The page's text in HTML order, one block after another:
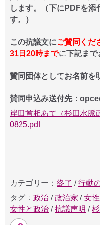
します。（下にPDFを添
す。）
この抗議文にご賛同くだ
31日20時までに下記まで
賛同団体としてお名前を
賛同申込み送付先：
岸田首相あて（杉田水脈
0825.pdf
カテゴリー： 終了 /行動
タグ： 政治 /政治家 /女
女性と政治 /抗議声明 /